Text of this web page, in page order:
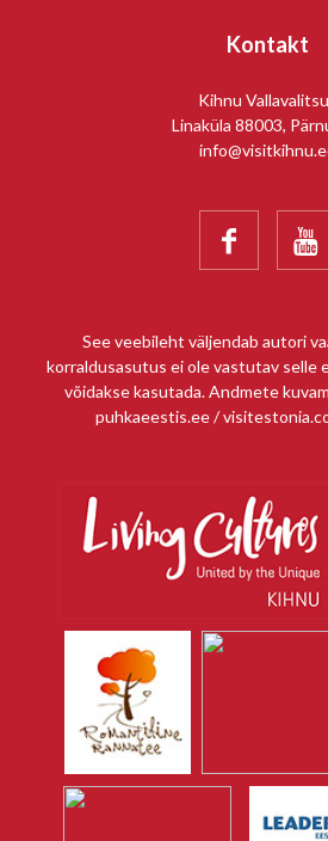
Kontakt
Kihnu
Linaküla 88003,
 
See veebileht väljendab autori
korraldusasutus ei ole vastutav selle
võidakse kasutada. Andmete
puhkaeestis.ee /